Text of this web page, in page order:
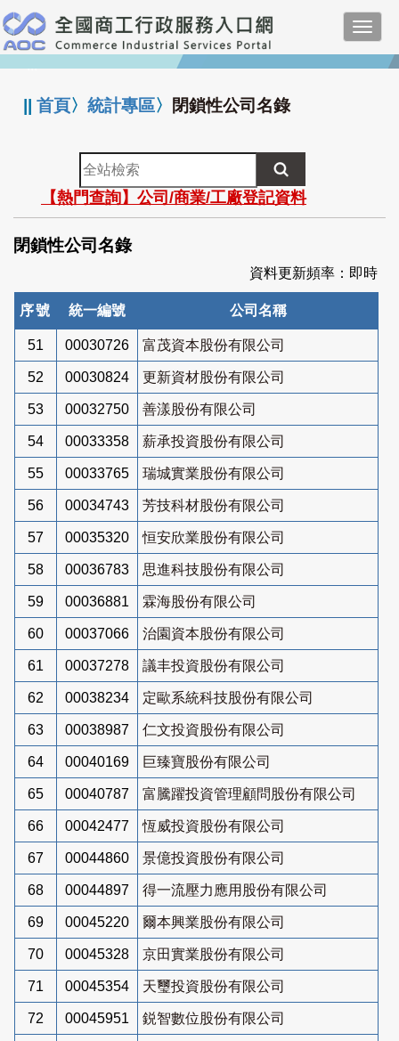
跳
到
主
要
:::
||首頁〉統計專區〉 閉鎖性公司名錄
全
站
檢
索
【熱門查詢】公司/商業/工廠登記資料
閉鎖性公司名錄
資料更新頻率：即時
序號 統一編號 公司名稱
51 00030726 富茂資本股份有限公司
52 00030824 更新資材股份有限公司
53 00032750 善漾股份有限公司
54 00033358 薪承投資股份有限公司
55 00033765 瑞城實業股份有限公司
56 00034743 芳技科材股份有限公司
57 00035320 恒安欣業股份有限公司
58 00036783 思進科技股份有限公司
59 00036881 霖海股份有限公司
60 00037066 治園資本股份有限公司
61 00037278 議丰投資股份有限公司
62 00038234 定歐系統科技股份有限公司
63 00038987 仁文投資股份有限公司
64 00040169 巨臻寶股份有限公司
65 00040787 富騰躍投資管理顧問股份有限公司
66 00042477 恆威投資股份有限公司
67 00044860 景億投資股份有限公司
68 00044897 得一流壓力應用股份有限公司
69 00045220 爾本興業股份有限公司
70 00045328 京田實業股份有限公司
71 00045354 天璽投資股份有限公司
72 00045951 鋭智數位股份有限公司